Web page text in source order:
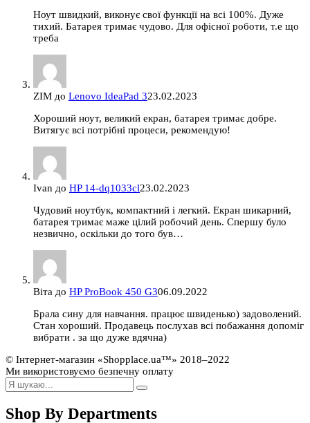
Ноут швидкий, виконує свої функції на всі 100%. Дуже
тихий. Батарея тримає чудово. Для офісної роботи, т.е що
треба
ZIM до Lenovo IdeaPad 323.02.2023
Хороший ноут, великий екран, батарея тримає добре.
Витягує всі потрібні процеси, рекомендую!
Ivan до HP 14-dq1033cl23.02.2023
Чудовий ноутбук, компактний і легкий. Екран шикарний,
батарея тримає маже цілий робочий день. Спершу було
незвично, оскільки до того був…
Віта до HP ProBook 450 G306.09.2022
Брала сину для навчання. працює швиденько) задоволений.
Стан хороший. Продавець послухав всі побажання допоміг
вибрати . за що дуже вдячна)
© Інтернет-магазин «Shopplace.ua™» 2018–2022
Ми використовуємо безпечну оплату
Shop By Departments